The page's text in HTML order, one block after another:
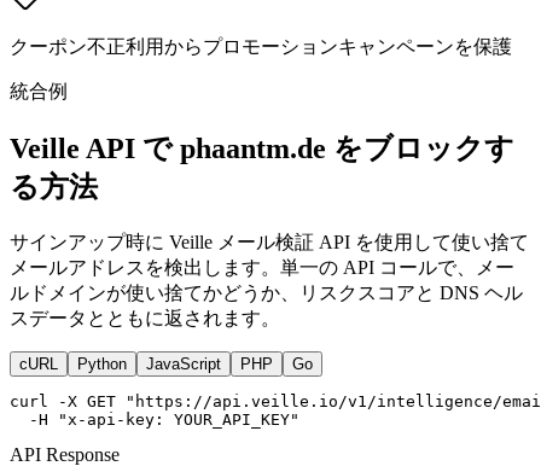
クーポン不正利用からプロモーションキャンペーンを保護
統合例
Veille API で phaantm.de をブロックす
る方法
サインアップ時に Veille メール検証 API を使用して使い捨て
メールアドレスを検出します。単一の API コールで、メー
ルドメインが使い捨てかどうか、リスクスコアと DNS ヘル
スデータとともに返されます。
cURL Python JavaScript PHP Go
curl -X GET "https://api.veille.io/v1/intelligence/
  -H "x-api-key: YOUR_API_KEY"
API Response